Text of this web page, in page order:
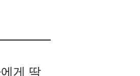
게 딱